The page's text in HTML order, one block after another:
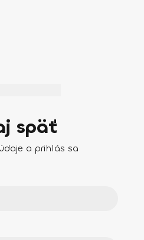
späť
a prihlás sa